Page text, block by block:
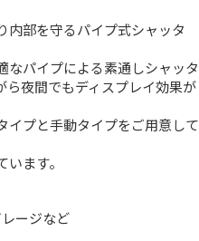
内部を守るパイプ式シャッタ
なパイプによる素通しシャッタ
ら夜間でもディスプレイ効果が
イプと手動タイプをご用意して
ます。
ージなど